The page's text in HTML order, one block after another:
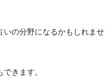
の分野になるかもしれませ
きます。